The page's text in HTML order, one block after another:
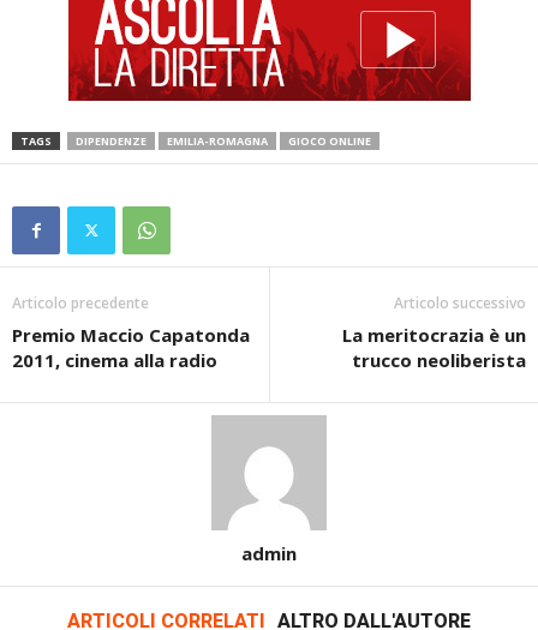
TAGS DIPENDENZE EMILIA-ROMAGNA GIOCO ONLINE
Articolo precedente
Premio Maccio Capatonda
2011, cinema alla radio
Articolo successivo
La meritocrazia è un
trucco neoliberista
admin
ARTICOLI CORRELATI ALTRO DALL'AUTORE